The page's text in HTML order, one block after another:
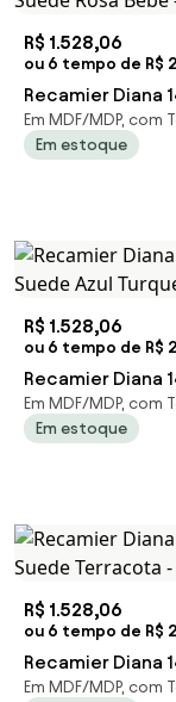
R$ 1.528,06
ou 6 tempo de R$
Recamier Diana
Suede Rosa Bebê
Em MDF/MDP, com
Em estoque
R$ 1.528,06
ou 6 tempo de R$
Recamier Diana
Suede Azul
Em MDF/MDP, com
Em estoque
R$ 1.528,06
ou 6 tempo de R$
Recamier Diana
Suede Terracota
Em MDF/MDP, com